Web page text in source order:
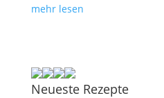
mehr lesen
Neueste Rezepte